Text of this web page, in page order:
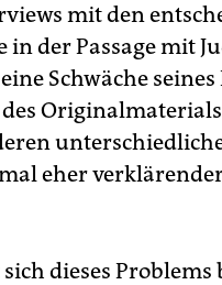
mit den
der Passage mit
Schwäche
eher
sich dieses